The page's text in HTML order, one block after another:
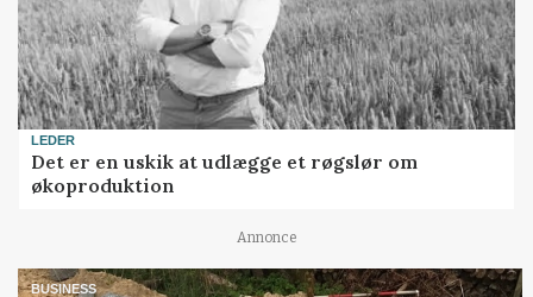
LEDER
Det er en uskik at udlægge et røgslør om
økoproduktion
Annonce
BUSINESS